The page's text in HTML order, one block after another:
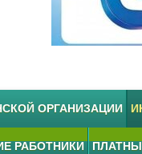
ОРГАНИЗАЦИИ
РАБОТНИКИ